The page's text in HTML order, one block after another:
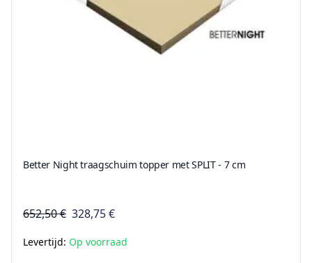
Better Night traagschuim topper met SPLIT - 7 cm
652,50 € 328,75 €
Levertijd: Op voorraad